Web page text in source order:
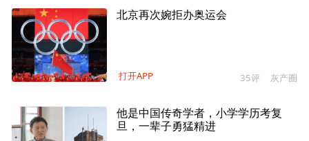
北京再次婉拒办奥运会
打开APP 35评 灰产圈
他是中国传奇学者，小学学历考复
旦，一辈子勇猛精进